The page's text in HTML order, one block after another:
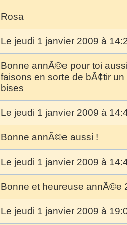
Rosa
Le jeudi 1 janvier 2009 à
Bonne annÃ©e pour toi
faisons en sorte de bÃ¢tir
bises
Le jeudi 1 janvier 2009 à
Bonne annÃ©e aussi !
Le jeudi 1 janvier 2009 à
Bonne et heureuse annÃ©e
Le jeudi 1 janvier 2009 à